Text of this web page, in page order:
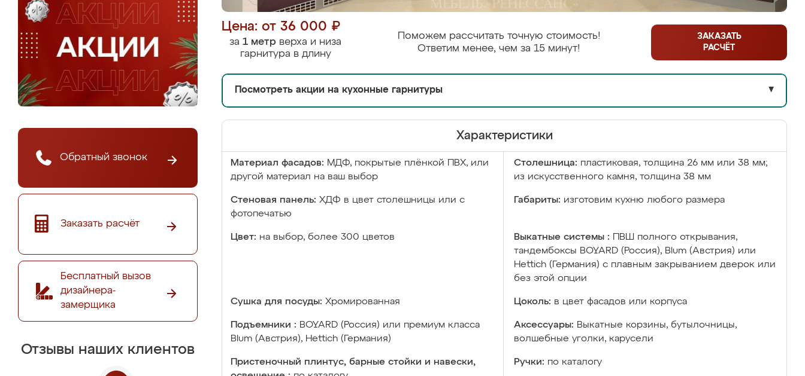
Обратный звонок
Заказать расчёт
Бесплатный вызов
дизайнера-
замерщика
Отзывы наших клиентов
Цена: от 36 000 ₽
за 1 метр верха и низа
гарнитура в длину
Поможем рассчитать точную стоимость!
Ответим менее, чем за 15 минут!
ЗАКАЗАТЬ
РАСЧЁТ
Посмотреть акции на кухонные гарнитуры ▼
Характеристики
Материал фасадов: МДФ, покрытые плёнкой ПВХ, или
другой материал на ваш выбор
Столешница: пластиковая, толщина 26 мм или 38 мм;
из искусственного камня, толщина 38 мм
Стеновая панель: ХДФ в цвет столешницы или с
фотопечатью
Габариты: изготовим кухню любого размера
Цвет: на выбор, более 300 цветов Выкатные системы :
ПВШ полного открывания,
тандембоксы BOYARD (Россия), Blum (Австрия) или
Hettich (Германия) с плавным закрыванием дверок или
без этой опции
Сушка для посуды: Хромированная Цоколь: в цвет фасадов или корпуса
Подъемники : BOYARD (Россия) или премиум класса
Blum (Австрия), Hettich (Германия)
Аксессуары: Выкатные корзины, бутылочницы,
волшебные уголки, карусели
Пристеночный плинтус, барные стойки и навески,
Ручки: по каталогу